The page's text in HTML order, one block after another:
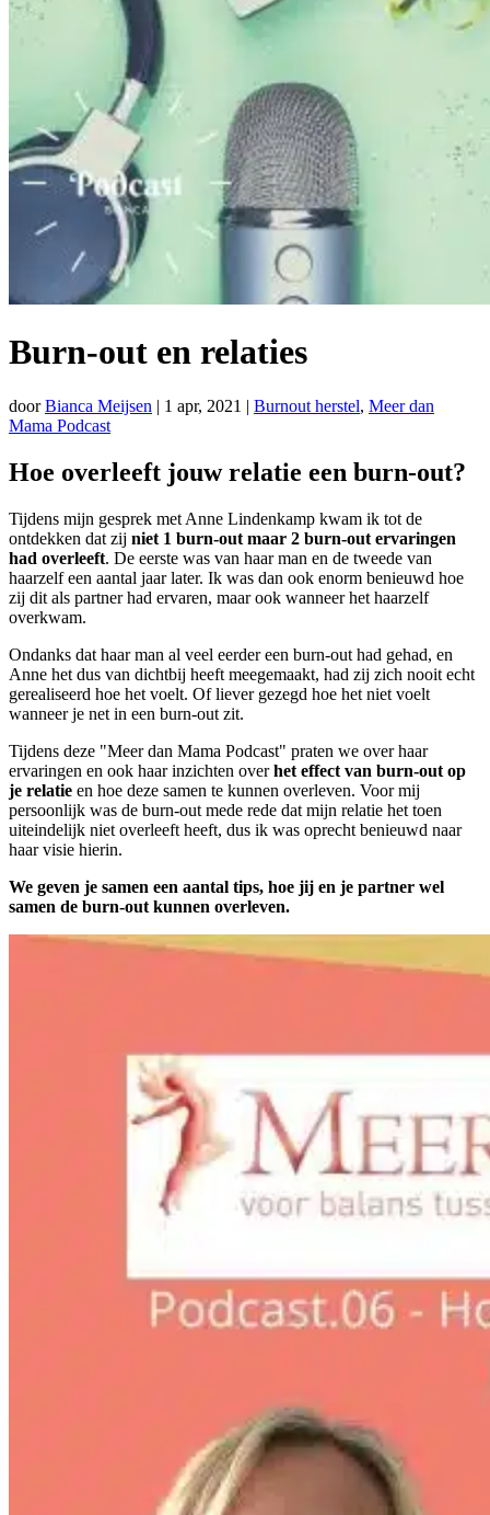
Burn-out en relaties
doorBianca Meijsen | 1 apr, 2021 | Burnout herstel, Meer dan
Mama Podcast
Hoe overleeft jouw relatie een burn-out?
Tijdens mijn gesprek met Anne Lindenkamp kwam ik tot de
ontdekken dat zij niet 1 burn-out maar 2 burn-out ervaringen
had overleeft. De eerste was van haar man en de tweede van
haarzelf een aantal jaar later. Ik was dan ook enorm benieuwd hoe
zij dit als partner had ervaren, maar ook wanneer het haarzelf
overkwam.
Ondanks dat haar man al veel eerder een burn-out had gehad, en
Anne het dus van dichtbij heeft meegemaakt, had zij zich nooit echt
gerealiseerd hoe het voelt. Of liever gezegd hoe het niet voelt
wanneer je net in een burn-out zit.
Tijdens deze "Meer dan Mama Podcast" praten we over haar
ervaringen en ook haar inzichten overhet effect van burn-out op
je relatie en hoe deze samen te kunnen overleven. Voor mij
persoonlijk was de burn-out mede rede dat mijn relatie het toen
uiteindelijk niet overleeft heeft, dus ik was oprecht benieuwd naar
haar visie hierin.
We geven je samen een aantal tips, hoe jij en je partner wel
samen de burn-out kunnen overleven.